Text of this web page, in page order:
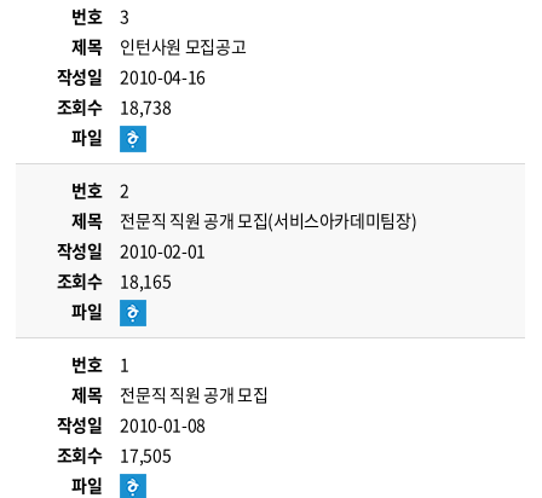
번호
3
제목
인턴사원 모집공고
작성일
2010-04-16
조회수
18,738
파일
번호
2
제목
전문직 직원 공개 모집(서비스아카데미팀장)
작성일
2010-02-01
조회수
18,165
파일
번호
1
제목
전문직 직원 공개 모집
작성일
2010-01-08
조회수
17,505
파일